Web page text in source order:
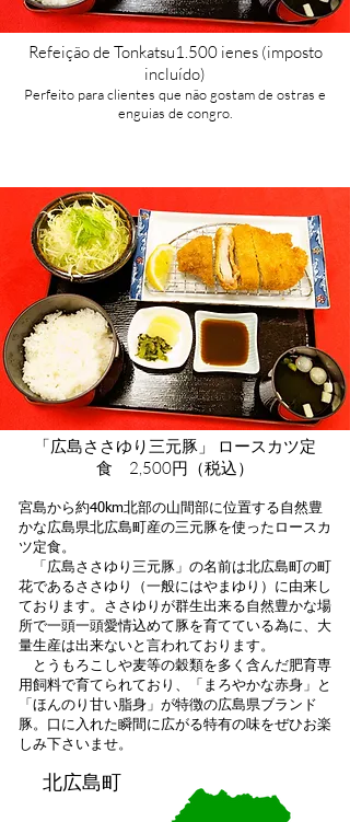
Refeição de Tonkatsu1.500 ienes (imposto
incluído)​
Perfeito para clientes que não gostam de ostras e
enguias de congro.
「広島ささゆり三元豚」 ロースカツ定
食 2,500円（税込）​
宮島から約40km北部の山間部に位置する自然豊
かな広島県北広島町産の三元豚を使ったロースカ
ツ定食。
「広島ささゆり三元豚」の名前は北広島町の町
花であるささゆり（一般にはやまゆり）に由来し
ております。ささゆりが群生出来る自然豊かな場
所で一頭一頭愛情込めて豚を育てている為に、大
量生産は出来ないと言われております。
とうもろこしや麦等の穀類を多く含んだ肥育専
用飼料で育てられており、「まろやかな赤身」と
「ほんのり甘い脂身」が特徴の広島県ブランド
豚。
口に入れた瞬間に広がる特有の味をぜひお楽
しみ下さいませ。
北広島町